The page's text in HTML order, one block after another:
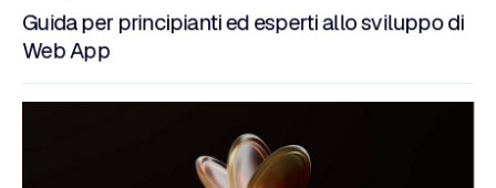
Guida per principianti ed esperti allo sviluppo di
Web App